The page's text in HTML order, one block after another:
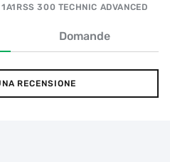
300 TECHNIC ADVANCED
Domande
RECENSIONE